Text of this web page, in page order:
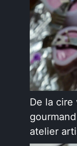
De la cire
atelier